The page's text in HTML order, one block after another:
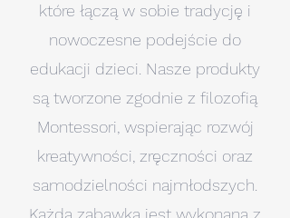
które łączą w sobie tradycję i
nowoczesne podejście do
edukacji dzieci. Nasze produkty
są tworzone zgodnie z filozofią
Montessori, wspierając rozwój
kreatywności, zręczności oraz
samodzielności najmłodszych.
Każda zabawka jest wykonana z